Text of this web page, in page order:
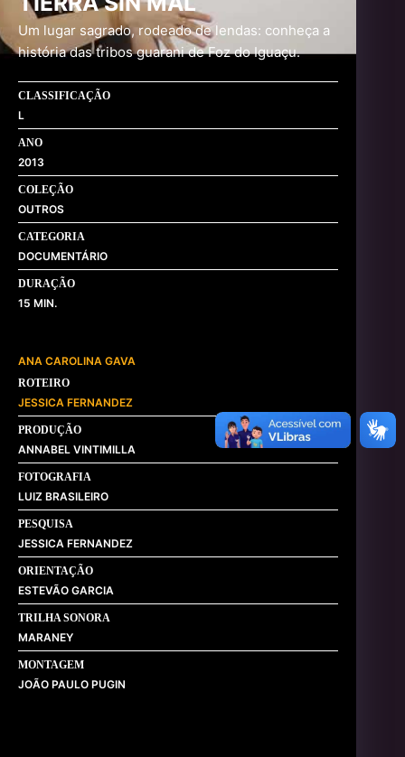
Um lugar sagrado, rodeado de lendas: conheça a
história das tribos guarani de Foz do Iguaçu.
CLASSIFICAÇÃO
L
ANO
2013
COLEÇÃO
OUTROS
CATEGORIA
DOCUMENTÁRIO
DURAÇÃO
15
ANA CAROLINA GAVA
ROTEIRO
JESSICA FERNANDEZ
PRODUÇÃO
ANNABEL VINTIMILLA
FOTOGRAFIA
LUIZ BRASILEIRO
PESQUISA
JESSICA FERNANDEZ
ORIENTAÇÃO
ESTEVÃO GARCIA
TRILHA SONORA
MARANEY
MONTAGEM
JOÃO PAULO PUGIN